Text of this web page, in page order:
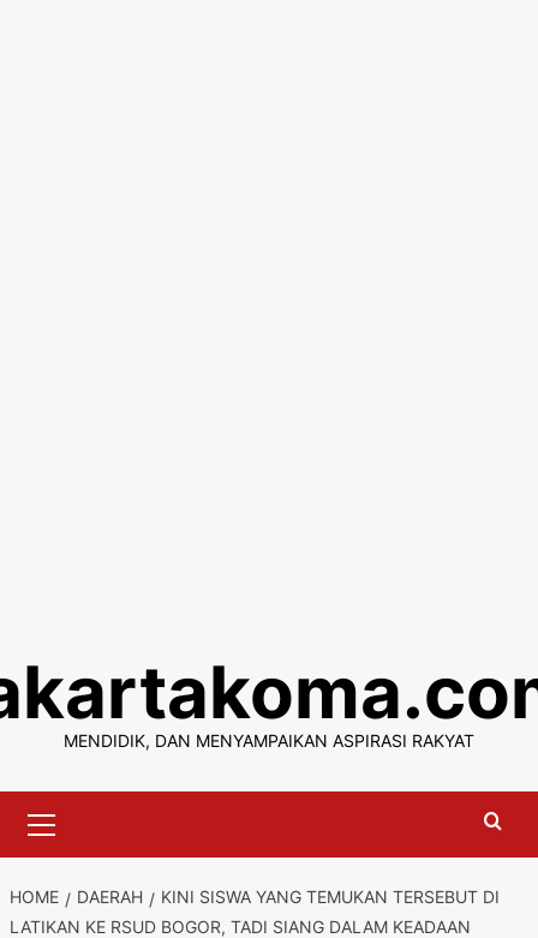
content
MENDIDIK, DAN MENYAMPAIKAN ASPIRASI RAKYAT
Menu
HOME DAERAH
KINI SISWA YANG TEMUKAN TERSEBUT DI
LATIKAN KE RSUD BOGOR, TADI SIANG DALAM KEADAAN